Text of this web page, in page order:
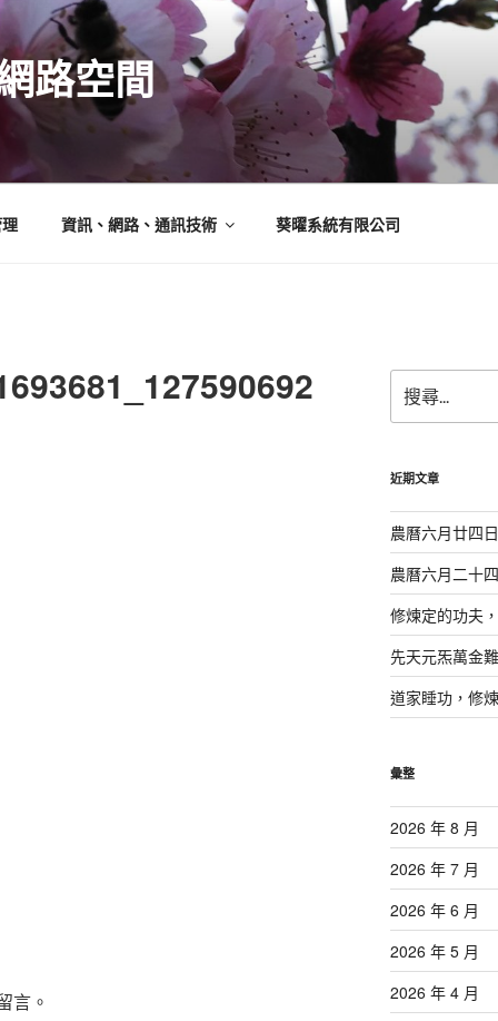
路空間
資訊、網路、通訊技術 葵曜系統有限公司
言。
尋
關
字:
近期文章
農曆六月廿四
農曆六月二十
修煉定的功夫
先天元炁萬金
道家睡功，修
彙整
2026 年 8 月
2026 年 7 月
2026 年 6 月
2026 年 5 月
2026 年 4 月